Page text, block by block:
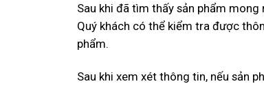
Sau khi đã tìm thấy sản phẩm
Quý khách có thể kiểm tra được
phẩm.
Sau khi xem xét thông tin, nếu sản